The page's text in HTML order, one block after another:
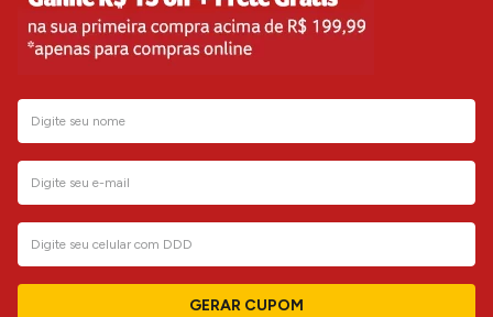
GERAR CUPOM